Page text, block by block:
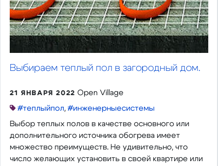
Выбираем теплый пол в загородный дом.
21 ЯНВАРЯ 2022 Open Village
#теплыйпол, #инженерныесистемы
Выбор теплых полов в качестве основного или
дополнительного источника обогрева имеет
множество преимуществ. Не удивительно, что
число желающих установить в своей квартире или